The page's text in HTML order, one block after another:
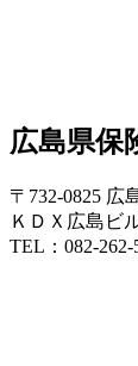
広島県保
〒732-0825 広
ＫＤＸ広島ビ
TEL：082-262-